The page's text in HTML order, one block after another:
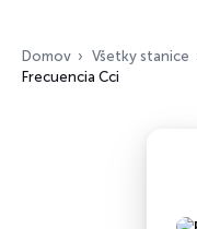
Domov Všetky stanice
Frecuencia Cci